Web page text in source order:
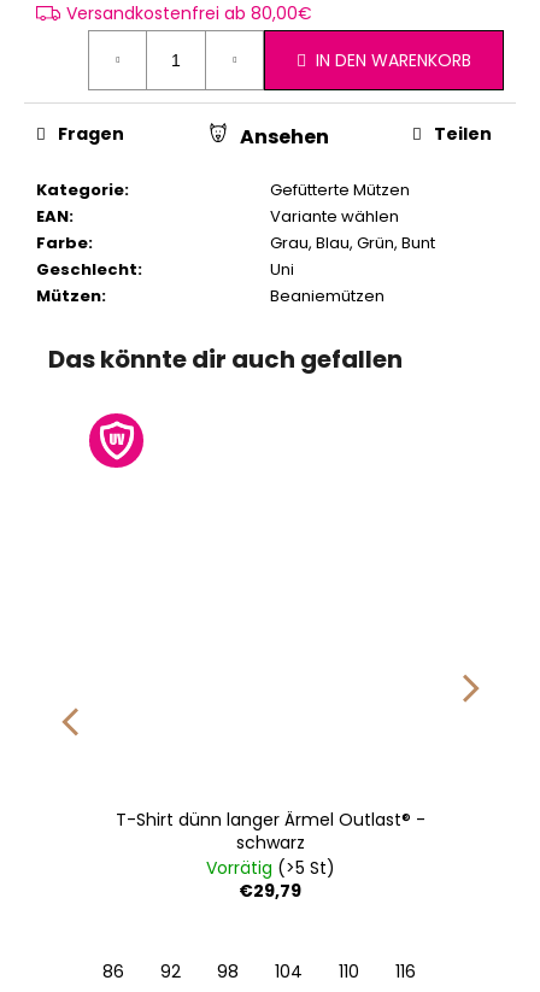
Versandkostenfrei ab 80,00€
IN DEN WARENKORB
Kategorie:
Gefütterte Mützen
EAN:
Variante wählen
Farbe: Grau, Blau, Grün, Bunt
Geschlecht:
Uni
Mützen: Beaniemützen
Fragen Ansehen Teilen
Das könnte dir auch gefallen
128
T-Shirt dünn langer Ärmel Outlast® -
schwarz
Vorrätig (>5 St)
€29,79
86 92 98 104 110 116